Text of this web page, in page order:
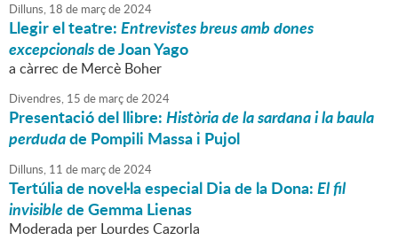
Dilluns, 18 de marçde2024
Llegir el teatre:Entrevistes breus amb dones
excepcionalsde Joan Yago
a càrrec de Mercè Boher
Divendres, 15 de marçde2024
Presentació del llibre:Història de la sardana i la baula
perdudade Pompili Massa i Pujol
Dilluns, 11 de marçde2024
Tertúlia de novel·la especial Dia de la Dona:El fil
invisiblede Gemma Lienas
Moderada per Lourdes Cazorla